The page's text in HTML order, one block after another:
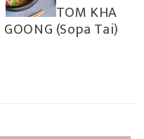
TOM KHA
GOONG (Sopa Tai)